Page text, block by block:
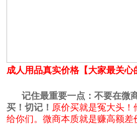
成人用品真实价格【大家最关心
记住最重要一点：不要在微
买！切记！ 原价买就是冤大头
给你们。微商本质就是赚高额差